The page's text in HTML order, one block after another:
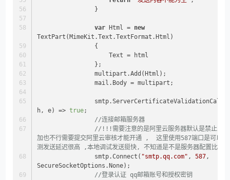
                }
var Html = new
TextPart(MimeKit.Text.TextFormat.Html)
                {
                    Text = html
                };
                multipart.Add(Html);
                mail.Body = multipart;
h, e) => true;
//连接邮箱服务器
//!!!需要注意的是阿里云服务器默认是禁止25
加也不行需要提交阿里云审核才能开通 ,  这里使用587端口是可以
测发送延迟很高 ,本地调试发送挺快, 不知道是不是服务器配置比较
                smtp.Connect(
"smtp.qq.com" , 587,
SecureSocketOptions.None);
//登录认证 qq邮箱账号和授权密钥